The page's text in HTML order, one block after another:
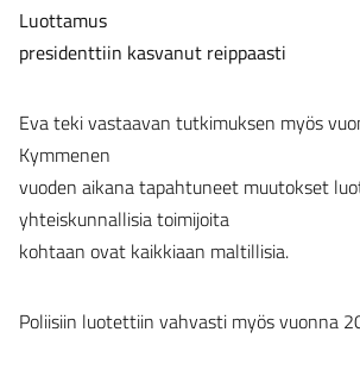
Luottamus
presidenttiin kasvanut reippaasti
Eva teki vastaavan tutkimuksen myös
Kymmenen
vuoden aikana tapahtuneet muutokset
yhteiskunnallisia toimijoita
kohtaan ovat kaikkiaan maltillisia.
Poliisiin luotettiin vahvasti myös vuonna